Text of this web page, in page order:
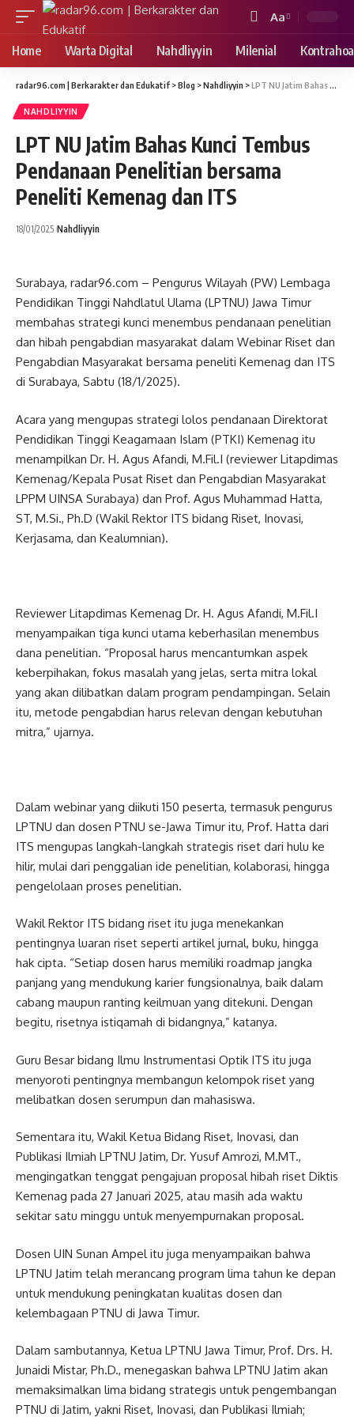
Font
Resizer
Aa
Home Warta Digital Nahdliyyin Milenial
radar96.com | Berkarakter dan Edukatif >Blog >Nahdliyyin >LPT NU Jatim Bahas Kunci Tembus Pendanaan Penelitian bersama Peneliti Kemenag dan ITS
NAHDLIYYIN
LPT NU Jatim Bahas Kunci Tembus
Pendanaan Penelitian bersama
Peneliti Kemenag dan ITS
18/01/2025 Nahdliyyin
Surabaya, radar96.com – Pengurus Wilayah (PW) Lembaga
Pendidikan Tinggi Nahdlatul Ulama (LPTNU) Jawa Timur
membahas strategi kunci menembus pendanaan penelitian
dan hibah pengabdian masyarakat dalam Webinar Riset dan
Pengabdian Masyarakat bersama peneliti Kemenag dan ITS
di Surabaya, Sabtu (18/1/2025).
Acara yang mengupas strategi lolos pendanaan Direktorat
Pendidikan Tinggi Keagamaan Islam (PTKI) Kemenag itu
menampilkan Dr. H. Agus Afandi, M.Fil.I (reviewer Litapdimas
Kemenag/Kepala Pusat Riset dan Pengabdian Masyarakat
LPPM UINSA Surabaya) dan Prof. Agus Muhammad Hatta,
ST, M.Si., Ph.D (Wakil Rektor ITS bidang Riset, Inovasi,
Kerjasama, dan Kealumnian).
Reviewer Litapdimas Kemenag Dr. H. Agus Afandi, M.Fil.I
menyampaikan tiga kunci utama keberhasilan menembus
dana penelitian. “Proposal harus mencantumkan aspek
keberpihakan, fokus masalah yang jelas, serta mitra lokal
yang akan dilibatkan dalam program pendampingan. Selain
itu, metode pengabdian harus relevan dengan kebutuhan
mitra,” ujarnya.
Dalam webinar yang diikuti 150 peserta, termasuk pengurus
LPTNU dan dosen PTNU se-Jawa Timur itu, Prof. Hatta dari
ITS mengupas langkah-langkah strategis riset dari hulu ke
hilir, mulai dari penggalian ide penelitian, kolaborasi, hingga
pengelolaan proses penelitian.
Wakil Rektor ITS bidang riset itu juga menekankan
pentingnya luaran riset seperti artikel jurnal, buku, hingga
hak cipta. “Setiap dosen harus memiliki roadmap jangka
panjang yang mendukung karier fungsionalnya, baik dalam
cabang maupun ranting keilmuan yang ditekuni. Dengan
begitu, risetnya istiqamah di bidangnya,” katanya.
Guru Besar bidang Ilmu Instrumentasi Optik ITS itu juga
menyoroti pentingnya membangun kelompok riset yang
melibatkan dosen serumpun dan mahasiswa.
Sementara itu, Wakil Ketua Bidang Riset, Inovasi, dan
Publikasi Ilmiah LPTNU Jatim, Dr. Yusuf Amrozi, M.MT.,
mengingatkan tenggat pengajuan proposal hibah riset Diktis
Kemenag pada 27 Januari 2025, atau masih ada waktu
sekitar satu minggu untuk menyempurnakan proposal.
Dosen UIN Sunan Ampel itu juga menyampaikan bahwa
LPTNU Jatim telah merancang program lima tahun ke depan
untuk mendukung peningkatan kualitas dosen dan
kelembagaan PTNU di Jawa Timur.
Dalam sambutannya, Ketua LPTNU Jawa Timur, Prof. Drs. H.
Junaidi Mistar, Ph.D., menegaskan bahwa LPTNU Jatim akan
memaksimalkan lima bidang strategis untuk pengembangan
PTNU di Jatim, yakni Riset, Inovasi, dan Publikasi Ilmiah;